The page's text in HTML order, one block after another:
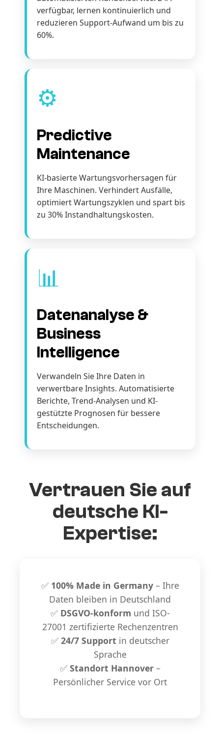
verfügbar, lernen kontinuierlich und
reduzieren Support-Aufwand um bis zu
60%.
⚙️
Predictive
Maintenance
KI-basierte Wartungsvorhersagen für
Ihre Maschinen. Verhindert Ausfälle,
optimiert Wartungszyklen und spart bis
zu 30% Instandhaltungskosten.
📊
Datenanalyse &
Business
Intelligence
Verwandeln Sie Ihre Daten in
verwertbare Insights. Automatisierte
Berichte, Trend-Analysen und KI-
gestützte Prognosen für bessere
Entscheidungen.
Vertrauen Sie auf
deutsche KI-
Expertise:
✅ 100% Made in Germany– Ihre
Daten bleiben in Deutschland
✅ DSGVO-konform und ISO-
27001 zertifizierte Rechenzentren
✅ 24/7 Support in deutscher
Sprache
✅ Standort Hannover–
Persönlicher Service vor Ort